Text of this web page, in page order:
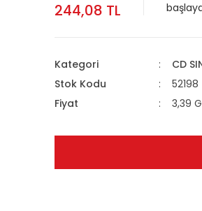
244,08 TL
Kategori
CD
Stok Kodu
52198
Fiyat
3,39